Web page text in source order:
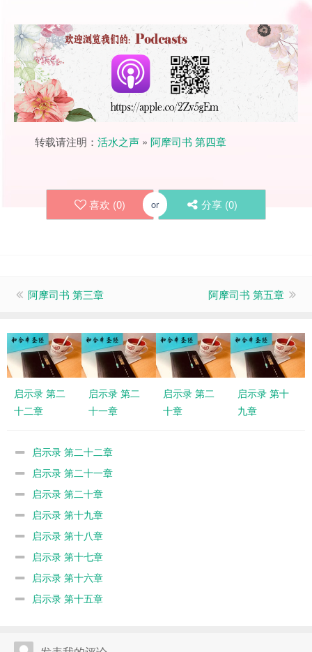
转载请注明： 活水之声 » 阿摩司书 第四章
喜欢 (0) or 分享 (0)
阿摩司书 第三章 阿摩司书 第五章
启示录 第二
十二章
启示录 第二
十一章
启示录 第二
十章
启示录 第十
九章
启示录 第二十二章
启示录 第二十一章
启示录 第二十章
启示录 第十九章
启示录 第十八章
启示录 第十七章
启示录 第十六章
启示录 第十五章